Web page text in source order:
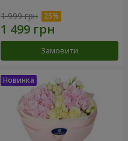
1 999 грн
Замовити